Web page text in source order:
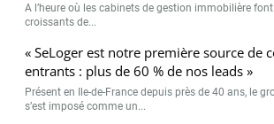
A l’heure où les cabinets de gestion immobilière
croissants de...
« SeLoger est notre première source de
entrants : plus de 60 % de nos leads »
Présent en Ile-de-France depuis près de 40 ans, le
s’est imposé comme un...